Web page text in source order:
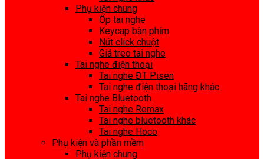
Phụ kiện chung
Ốp tai nghe
Keycap bàn phím
Nút click chuột
Giá treo tai nghe
Tai nghe điện thoại
Tai nghe ĐT Pisen
Tai nghe điện thoại hãng khác
Tai nghe Bluetooth
Tai nghe Remax
Tai nghe bluetooth khác
Tai nghe Hoco
Phụ kiện và phần mềm
Phụ kiện chung